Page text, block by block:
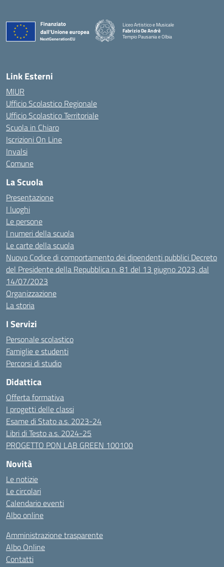
Liceo Artistico e Musicale
Fabrizio De Andrè
Tempio Pausania e Olbia
— Visita la pagina iniziale della scuola
Link Esterni
MIUR
Ufficio Scolastico Regionale
Ufficio Scolastico Territoriale
Scuola in Chiaro
Iscrizioni On Line
Invalsi
Comune
La Scuola
Presentazione
I luoghi
Le persone
I numeri della scuola
Le carte della scuola
Nuovo Codice di comportamento dei dipendenti pubblici Decreto
del Presidente della Repubblica n. 81 del 13 giugno 2023, dal
14/07/2023
Organizzazione
La storia
I Servizi
Personale scolastico
Famiglie e studenti
Percorsi di studio
Didattica
Offerta formativa
I progetti delle classi
Esame di Stato a.s. 2023-24
Libri di Testo a.s. 2024-25
PROGETTO PON LAB GREEN 100100
Novità
Le notizie
Le circolari
Calendario eventi
Albo online
Amministrazione trasparente
Albo Online
Contatti